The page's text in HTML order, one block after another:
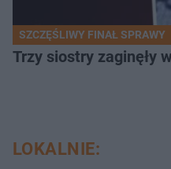
SZCZĘŚLIWY FINAŁ SPRAWY
Trzy siostry zaginęły
LOKALNIE: